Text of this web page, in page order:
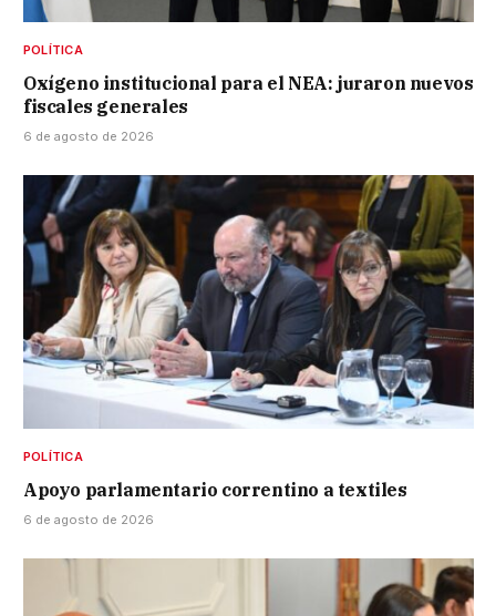
POLÍTICA
Oxígeno institucional para el NEA: juraron nuevos
fiscales generales
6 de agosto de 2026
POLÍTICA
Apoyo parlamentario correntino a textiles
6 de agosto de 2026